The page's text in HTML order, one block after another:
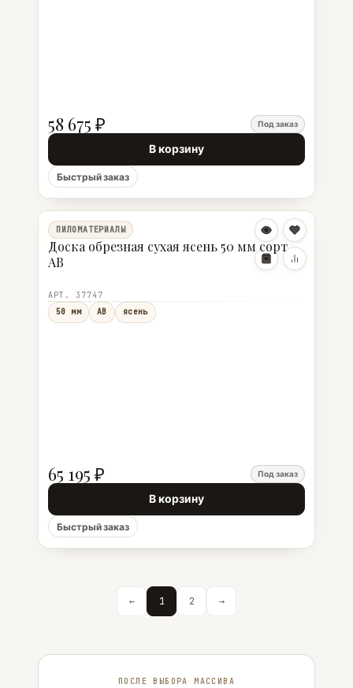
58 675 ₽ Под заказ
В корзину
Быстрый заказ
ПИЛОМАТЕРИАЛЫ
Доска обрезная сухая ясень 50 мм сорт
АВ
АРТ. 37747
50 мм
АВ ясень
65 195 ₽ Под заказ
В корзину
Быстрый заказ
← 1 2 →
ПОСЛЕ ВЫБОРА МАССИВА